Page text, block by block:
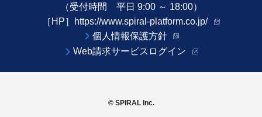
（受付時間 平日 9:00 ～ 18:00）
［HP］
https://www.spiral-platform.co.jp/
個人情報保護方針
Web請求サービスログイン
© SPIRAL Inc.